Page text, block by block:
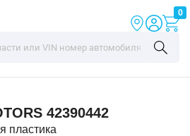
0
42390442
пластика